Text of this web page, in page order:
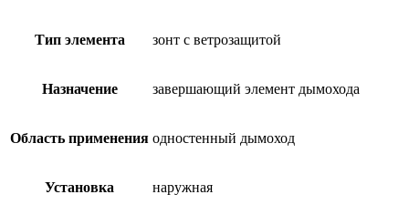
Тип элемента зонт с ветрозащитой
Назначение завершающий элемент дымохода
Область применения одностенный дымоход
Установка наружная